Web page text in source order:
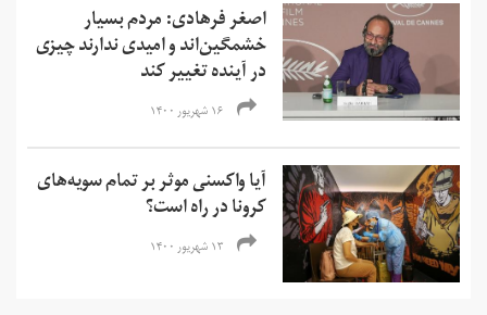
اصغر فرهادی: مردم بسیار
خشمگین‌‌اند و امیدی ندارند چیزی
در آینده تغییر کند
۱۶ شهریور ۱۴۰۰
آیا واکسنی موثر بر تمام سویه‌های
کرونا در راه است؟
۱۳ شهریور ۱۴۰۰